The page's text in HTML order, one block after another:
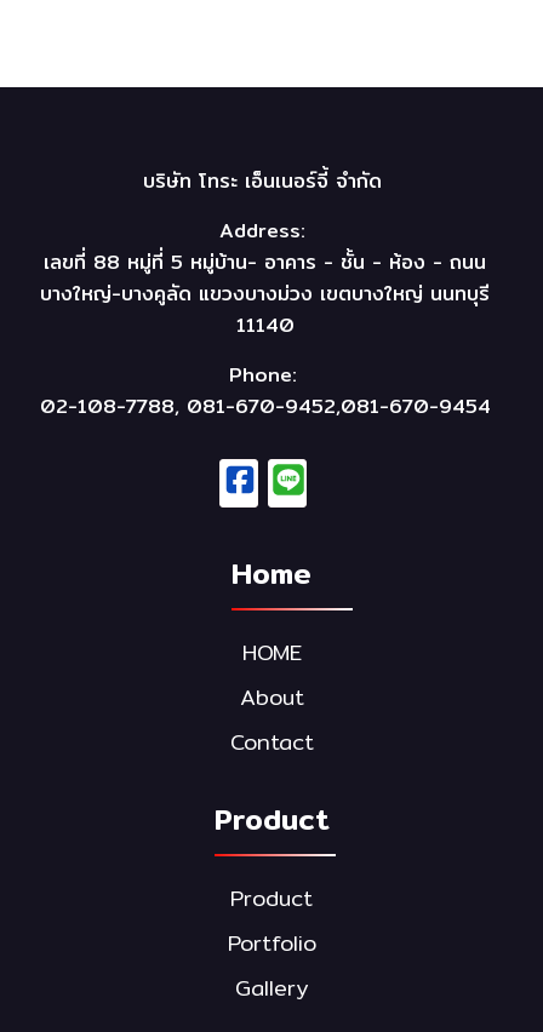
บริษัท โทระ เอ็นเนอร์จี้ จำกัด
Address:
เลขที่ 88 หมู่ที่ 5 หมู่บ้าน- อาคาร - ชั้น - ห้อง - ถนน
บางใหญ่-บางคูลัด แขวงบางม่วง เขตบางใหญ่ นนทบุรี
11140
Phone:
02-108-7788, 081-670-9452,081-670-9454
Home
HOME
About
Contact
Product
Product
Portfolio
Gallery